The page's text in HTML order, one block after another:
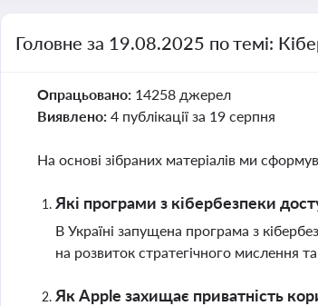
Головне за 19.08.2025 по темі:
Опрацьовано: 14258 джерел
Виявлено: 4 публікації за 19 серпня
На основі зібраних матеріалів ми
Які програми з кібербезпеки
В Україні запущена програма з
на розвиток стратегічного мислення
Як Apple захищає приватність